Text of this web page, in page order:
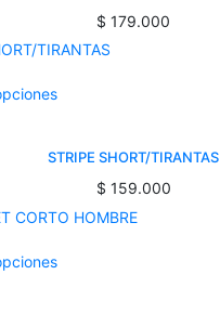
$ 179.000
STRIPE SHORT/TIRANTAS
$ 159.000